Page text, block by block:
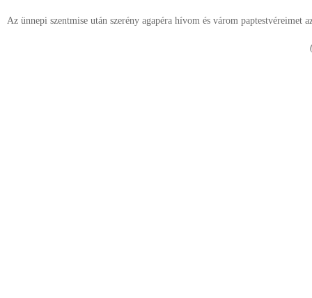
Az ünnepi szentmise után szerény agapéra hívom és várom paptestvéreimet